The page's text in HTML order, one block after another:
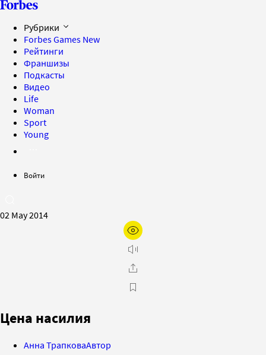
Рубрики
Forbes Games New
Рейтинги
Франшизы
Подкасты
Видео
Life
Woman
Sport
Young
Войти
02 May 2014
Цена насилия
Анна ТрапковаАвтор